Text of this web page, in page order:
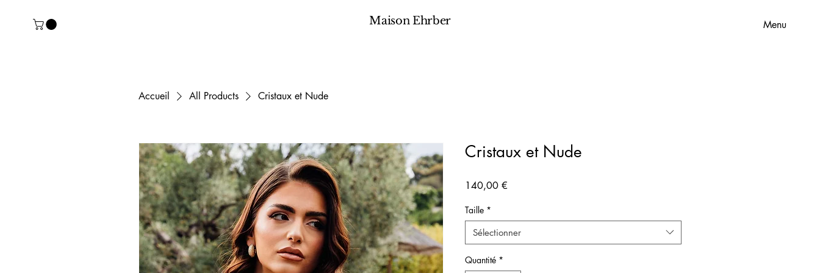
Maison Ehrber Menu
Accueil All Products Cristaux et Nude
Cristaux et Nude
140,00 €
Taille *
Sélectionner
Quantité *